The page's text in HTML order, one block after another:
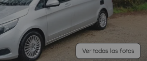
Ver todas las fotos